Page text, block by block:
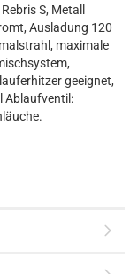
S, Metall
Ausladung 120
maximale
geeignet,
Ablaufventil: